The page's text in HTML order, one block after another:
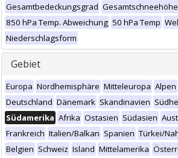
Gesamtbedeckungsgrad Gesamtschneehöhe
850 hPa Temp. Abweichung 50 hPa Temp
Niederschlagsform
Gebiet
Europa Nordhemisphäre Mitteleuropa Alpen
Deutschland Dänemark Skandinavien
Südamerika Afrika Ostasien Südasien
Frankreich Italien/Balkan Spanien Türkei/
Belgien Schweiz Island Mittelamerika